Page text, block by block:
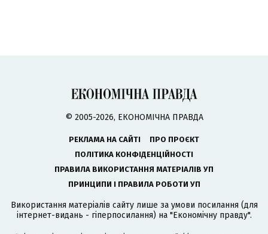
© 2005-2026, ЕКОНОМІЧНА ПРАВДА
РЕКЛАМА НА САЙТІ
ПРО ПРОЄКТ
ПОЛІТИКА КОНФІДЕНЦІЙНОСТІ
ПРАВИЛА ВИКОРИСТАННЯ МАТЕРІАЛІВ УП
ПРИНЦИПИ І ПРАВИЛА РОБОТИ УП
Використання матеріалів сайту лише за умови посилання (для
інтернет-видань - гіперпосилання) на "Економічну правду".